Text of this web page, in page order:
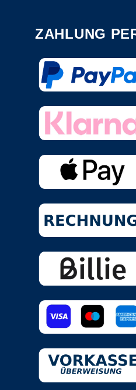
ZAHLUNG